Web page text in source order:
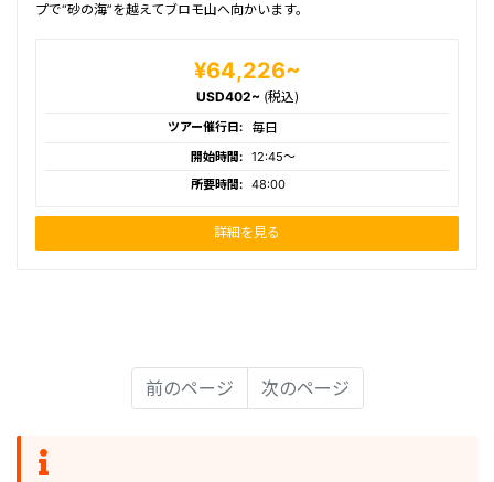
プで“砂の海”を越えてブロモ山へ向かいます。
¥64,226~
USD402~ (税込)
ツアー催行日: 毎日
開始時間: 12:45〜
所要時間: 48:00
詳細を見る
前のページ 次のページ